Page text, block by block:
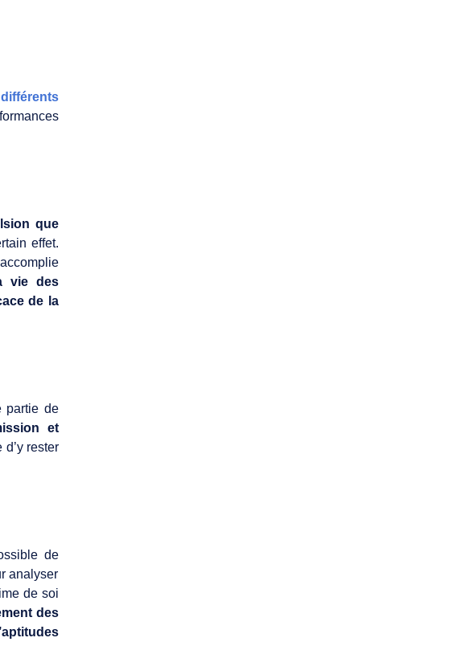
différents
que
effet.
vie des
de la
partie de
et
rester
de
analyser
de soi
des